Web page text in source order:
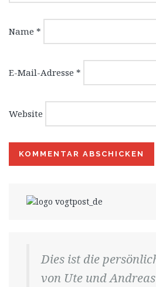
Name *
E-Mail-Adresse *
Website
Dies ist die
von Ute und